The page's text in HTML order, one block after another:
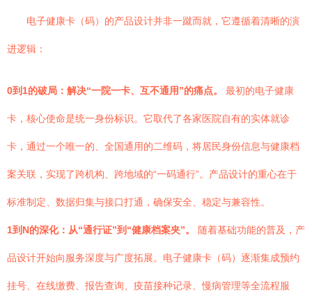
电子健康卡（码）的产品设计并非一蹴而就，它遵循着清晰的演
进逻辑：
0到1的破局：解决“一院一卡、互不通用”的痛点。 最初的电子健康
卡，核心使命是统一身份标识。它取代了各家医院自有的实体就诊
卡，通过一个唯一的、全国通用的二维码，将居民身份信息与健康档
案关联，实现了跨机构、跨地域的“一码通行”。产品设计的重心在于
标准制定、数据归集与接口打通，确保安全、稳定与兼容性。
1到N的深化：从“通行证”到“健康档案夹”。 随着基础功能的普及，产
品设计开始向服务深度与广度拓展。电子健康卡（码）逐渐集成预约
挂号、在线缴费、报告查询、疫苗接种记录、慢病管理等全流程服